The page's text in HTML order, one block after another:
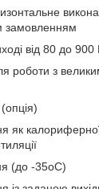
замовленням
від 80 до 900
роботи з
як калориферної
(до -35оС)